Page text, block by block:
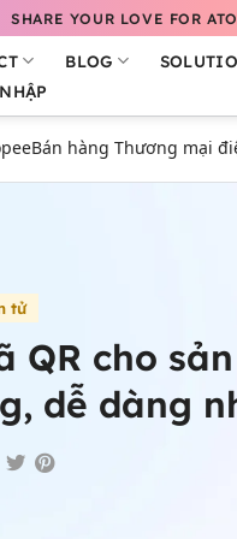
SHARE YOUR LOVE FOR
BLOG
Bán hàng Thương mại
tử
QR cho
dễ dàng